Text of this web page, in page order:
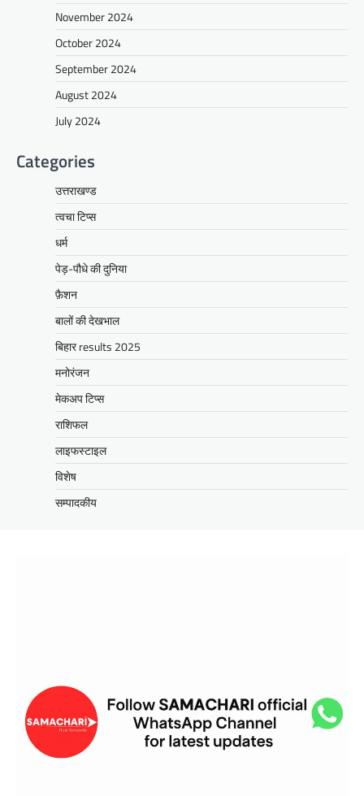
November 2024
October 2024
September 2024
August 2024
July 2024
Categories
उत्तराखण्ड
त्वचा टिप्स
धर्म
पेड़-पौधे की दुनिया
फ़ैशन
बालों की देखभाल
बिहार results 2025
मनोरंजन
मेकअप टिप्स
राशिफल
लाइफस्टाइल
विशेष
सम्पादकीय